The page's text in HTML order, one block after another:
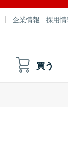
企業情報 採用情
買う